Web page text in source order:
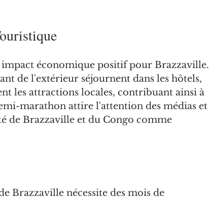
impact économique positif pour Brazzaville.
de l'extérieur séjournent dans les hôtels,
les attractions locales, contribuant ainsi à
marathon attire l'attention des médias et
de Brazzaville et du Congo comme
Brazzaville nécessite des mois de